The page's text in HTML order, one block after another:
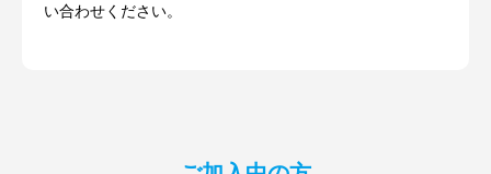
い合わせください。